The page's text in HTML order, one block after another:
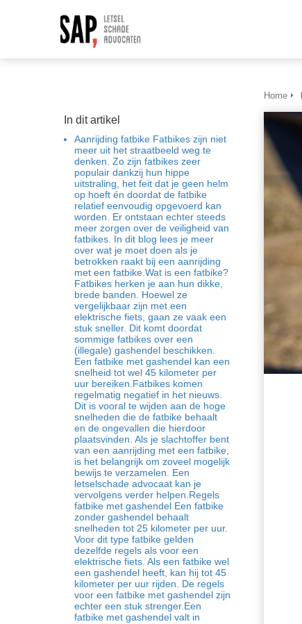
In dit artikel
Aanrijding fatbike Fatbikes zijn niet
meer uit het straatbeeld weg te
denken. Zo zijn fatbikes zeer
populair dankzij hun hippe
uitstraling, het feit dat je geen helm
op hoeft én doordat de fatbike
relatief eenvoudig opgevoerd kan
worden. Er ontstaan echter steeds
meer zorgen over de veiligheid van
fatbikes. In dit blog lees je meer
over wat je moet doen als je
betrokken raakt bij een aanrijding
met een fatbike.Wat is een fatbike?
Fatbikes herken je aan hun dikke,
brede banden. Hoewel ze
vergelijkbaar zijn met een
elektrische fiets, gaan ze vaak een
stuk sneller. Dit komt doordat
sommige fatbikes over een
(illegale) gashendel beschikken.
Een fatbike met gashendel kan een
snelheid tot wel 45 kilometer per
uur bereiken.Fatbikes komen
regelmatig negatief in het nieuws.
Dit is vooral te wijden aan de hoge
snelheden die de fatbike behaalt
en de ongevallen die hierdoor
plaatsvinden. Als je slachtoffer bent
van een aanrijding met een fatbike,
is het belangrijk om zoveel mogelijk
bewijs te verzamelen. Een
letselschade advocaat kan je
vervolgens verder helpen.Regels
fatbike met gashendel Een fatbike
zonder gashendel behaalt
snelheden tot 25 kilometer per uur.
Voor dit type fatbike gelden
dezelfde regels als voor een
elektrische fiets. Als een fatbike wel
een gashendel heeft, kan hij tot 45
kilometer per uur rijden. De regels
voor een fatbike met gashendel zijn
echter een stuk strenger.Een
fatbike met gashendel valt in
Home